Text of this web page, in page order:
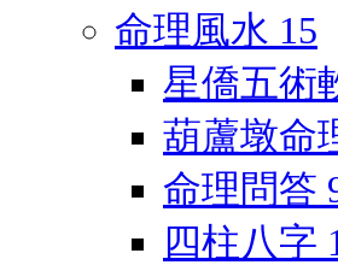
命理風水 15
星僑五術
葫蘆墩命
命理問答
四柱八字